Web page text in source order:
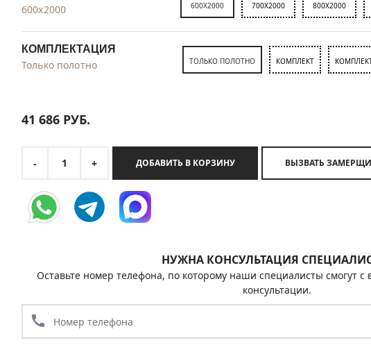
600x2000 600X2000 700X2000 800X2000
КОМПЛЕКТАЦИЯ
Только полотно ТОЛЬКО ПОЛОТНО КОМПЛЕКТ
41 686 РУБ.
- 1 + ДОБАВИТЬ В КОРЗИНУ ВЫЗВАТЬ
НУЖНА КОНСУЛЬТАЦИЯ
Оставьте номер телефона, по которому наши специалисты смогут с
консультации.
call